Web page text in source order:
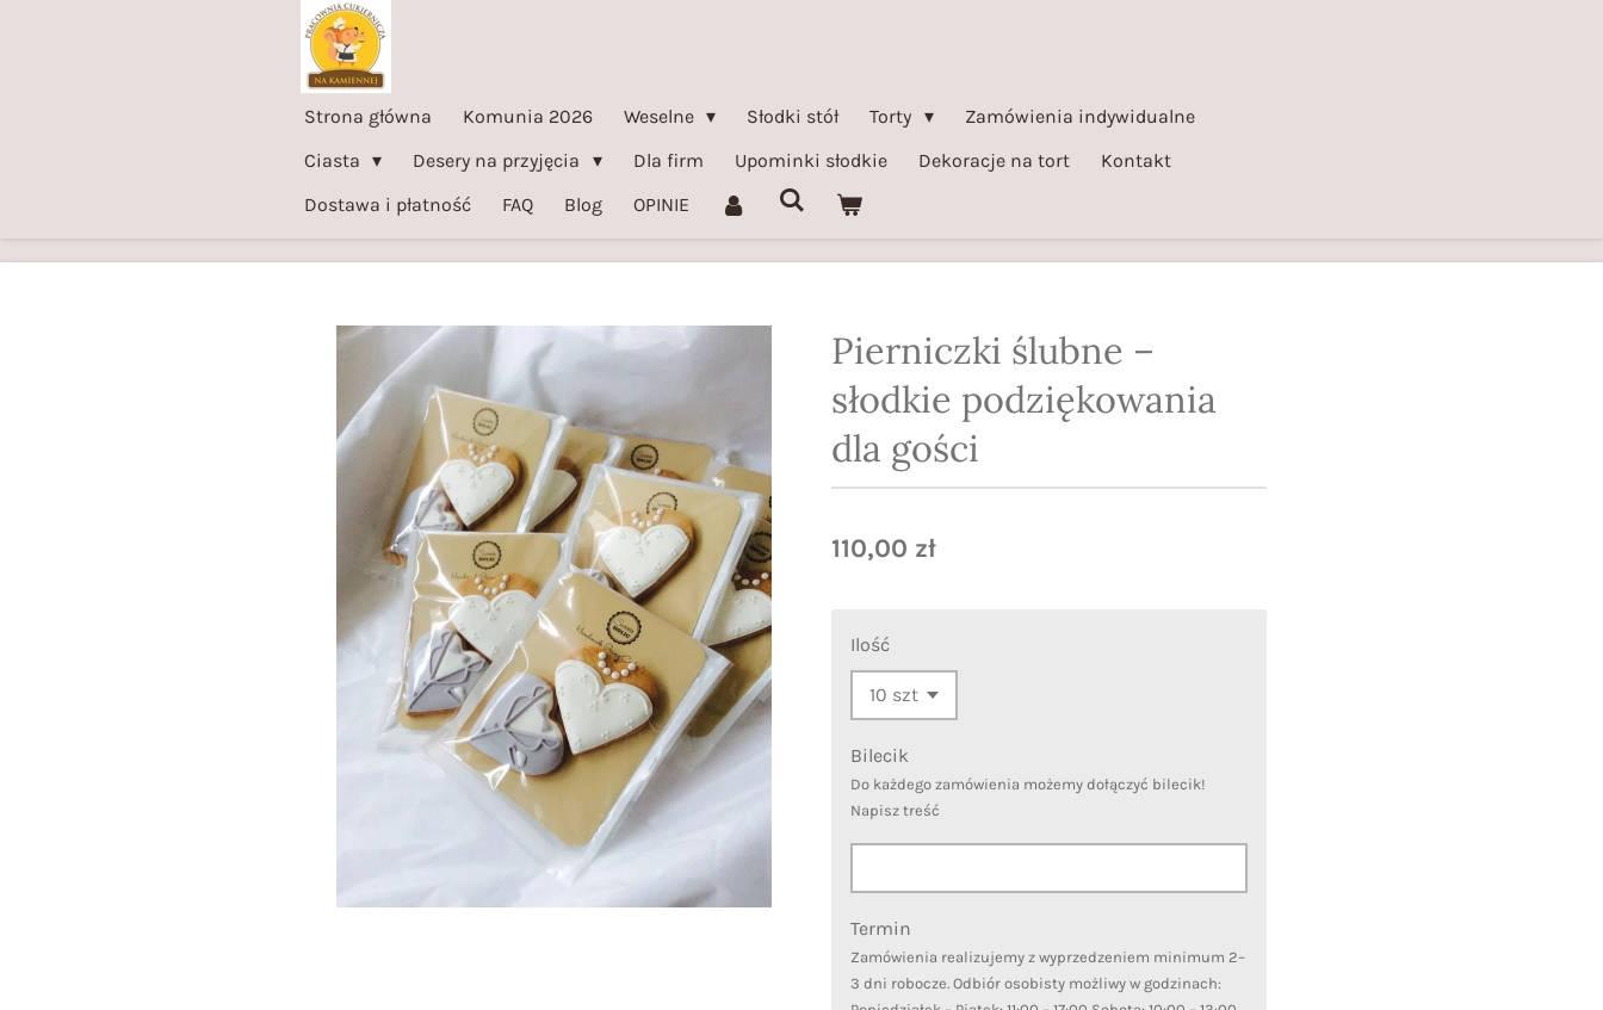
Strona główna Komunia 2026 Weselne Słodki stół Torty
Zamówienia indywidualne
Ciasta
Desery na przyjęcia Dla firm Upominki słodkie Dekoracje na tort
Kontakt
Dostawa i płatność
FAQ Blog OPINIE
Pierniczki ślubne –
słodkie podziękowania
dla gości
110,00 zł
Ilość
Bilecik
Do każdego zamówienia możemy dołączyć bilecik!
Napisz treść
Termin
Zamówienia realizujemy z wyprzedzeniem minimum 2–
3 dni robocze. Odbiór osobisty możliwy w godzinach: